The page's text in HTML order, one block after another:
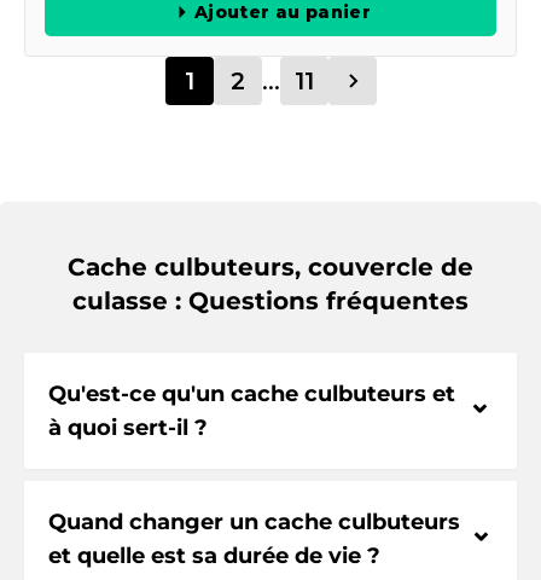
Ajouter au panier
1 2 ... 11
Cache culbuteurs, couvercle de
culasse : Questions fréquentes
Qu'est-ce qu'un cache culbuteurs et
à quoi sert-il ?
⌃
Quand changer un cache culbuteurs
et quelle est sa durée de vie ?
⌃